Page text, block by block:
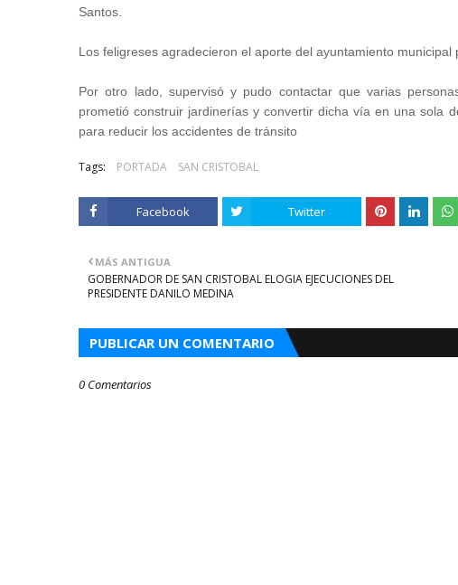
Santos.
Los feligreses agradecieron el aporte del ayuntamiento municipal
Por otro lado, supervisó y pudo contactar que varias
prometió construir jardinerías y convertir dicha vía en una sola
para reducir los accidentes de tránsito
Tags: PORTADA SAN CRISTOBAL
Facebook Twitter
MÁS ANTIGUA
GOBERNADOR DE SAN CRISTOBAL ELOGIA EJECUCIONES DEL
PRESIDENTE DANILO MEDINA
PUBLICAR UN COMENTARIO
0 Comentarios